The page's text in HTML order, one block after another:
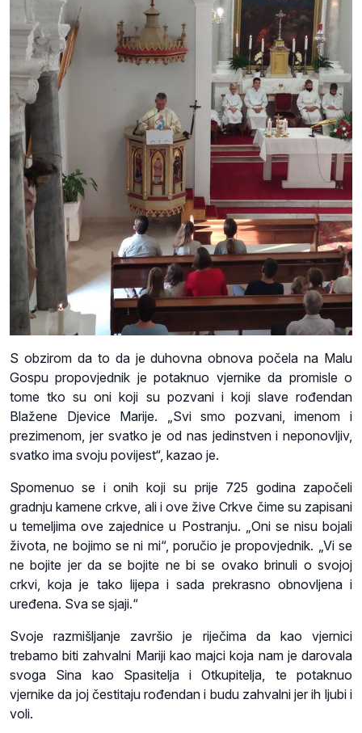
S obzirom da to da je duhovna obnova počela na Malu
Gospu propovjednik je potaknuo vjernike da promisle o
tome tko su oni koji su pozvani i koji slave rođendan
Blažene Djevice Marije. „Svi smo pozvani, imenom i
prezimenom, jer svatko je od nas jedinstven i neponovljiv,
svatko ima svoju povijest“, kazao je.
Spomenuo se i onih koji su prije 725 godina započeli
gradnju kamene crkve, ali i ove žive Crkve čime su zapisani
u temeljima ove zajednice u Postranju. „Oni se nisu bojali
života, ne bojimo se ni mi“, poručio je propovjednik. „Vi se
ne bojite jer da se bojite ne bi se ovako brinuli o svojoj
crkvi, koja je tako lijepa i sada prekrasno obnovljena i
uređena. Sva se sjaji.“
Svoje razmišljanje završio je riječima da kao vjernici
trebamo biti zahvalni Mariji kao majci koja nam je darovala
svoga Sina kao Spasitelja i Otkupitelja, te potaknuo
vjernike da joj čestitaju rođendan i budu zahvalni jer ih ljubi i
voli.